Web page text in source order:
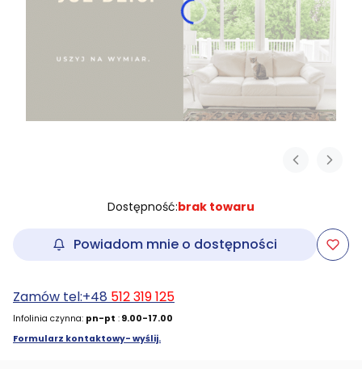
Dostępność:brak towaru
Powiadom mnie o dostępności
Zamów tel:+48 512 319 125
Infolinia czynna: pn-pt : 9.00-17.00
Formularz kontaktowy- wyślij.